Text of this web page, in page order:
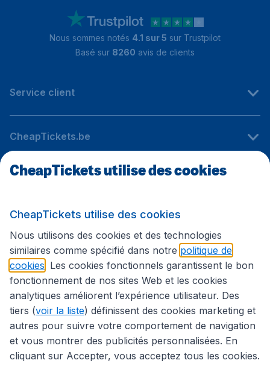
Nous sommes notés 4.1 sur 5 sur Trustpilot
Basé sur 8260 avis de clients
Service client
CheapTickets.be
Sites internationaux
Suivez CheapTickets.be
Déclaration d’accessibilité Conditions générales
CheapTickets utilise des cookies
CheapTickets utilise des cookies
Nous utilisons des cookies et des technologies
similaires comme spécifié dans notre politique de
cookies . Les cookies fonctionnels garantissent le bon
fonctionnement de nos sites Web et les cookies
analytiques améliorent l’expérience utilisateur. Des
tiers (voir la liste) définissent des cookies marketing et
autres pour suivre votre comportement de navigation
et vous montrer des publicités personnalisées. En
cliquant sur Accepter, vous acceptez tous les cookies.